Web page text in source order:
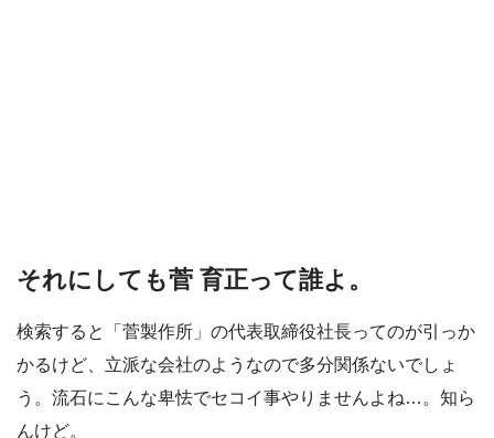
それにしても菅 育正って誰よ。
検索すると「菅製作所」の代表取締役社長ってのが引っか
かるけど、立派な会社のようなので多分関係ないでしょ
う。流石にこんな卑怯でセコイ事やりませんよね…。知ら
んけど。